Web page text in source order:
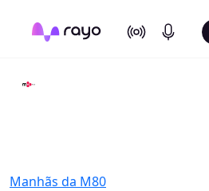
On Air Podcasts
Manhãs da M80